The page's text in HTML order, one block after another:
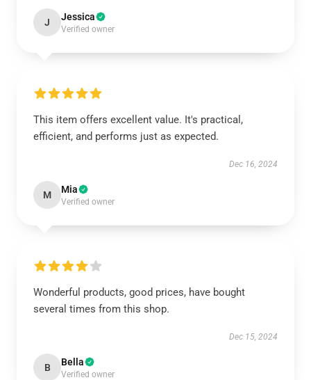
J Jessica
Verified owner
This item offers excellent value. It's practical,
efficient, and performs just as expected.
Dec 16, 2024
M Mia
Verified owner
Wonderful products, good prices, have bought
several times from this shop.
Dec 15, 2024
B Bella
Verified owner